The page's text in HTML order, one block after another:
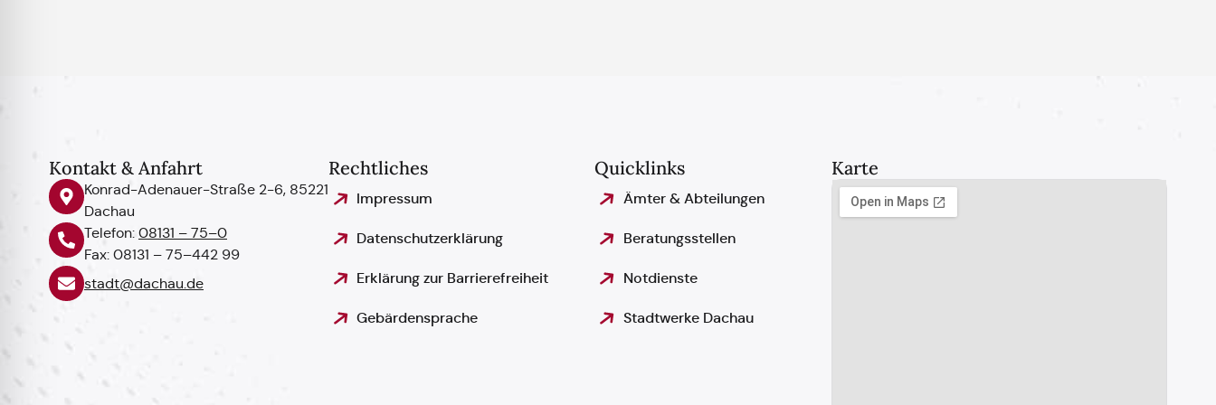
Kontakt & Anfahrt
Konrad-Adenauer-Straße 2-6, 85221
Dachau
Telefon: 08131 – 75–0
Fax: 08131 – 75–442 99
stadt@dachau.de
Rechtliches
Impressum
Datenschutzerklärung
Erklärung zur Barrierefreiheit
Gebärdensprache
Quicklinks
Ämter & Abteilungen
Beratungsstellen
Notdienste
Stadtwerke Dachau
Karte